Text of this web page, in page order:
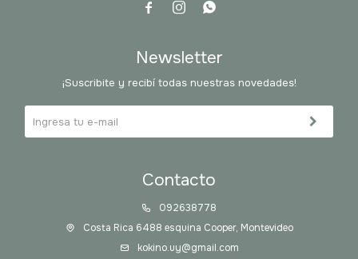
  
Contacto
092638778
Costa Rica 6488 esquina Cooper, Montevideo
kokino.uy@gmail.com
Newsletter
¡Suscribite y recibí todas nuestras novedades!